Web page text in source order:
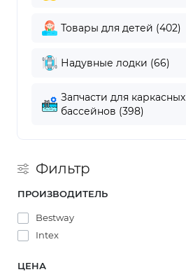
Товары для детей (402)
Надувные лодки (66)
Запчасти для каркасных
бассейнов (398)
Фильтр
ПРОИЗВОДИТЕЛЬ
Bestway
Intex
ЦЕНА